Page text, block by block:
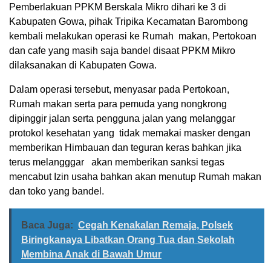
Pemberlakuan PPKM Berskala Mikro dihari ke 3 di
Kabupaten Gowa, pihak Tripika Kecamatan Barombong
kembali melakukan operasi ke Rumah makan, Pertokoan
dan cafe yang masih saja bandel disaat PPKM Mikro
dilaksanakan di Kabupaten Gowa.
Dalam operasi tersebut, menyasar pada Pertokoan,
Rumah makan serta para pemuda yang nongkrong
dipinggir jalan serta pengguna jalan yang melanggar
protokol kesehatan yang tidak memakai masker dengan
memberikan Himbauan dan teguran keras bahkan jika
terus melangggar akan memberikan sanksi tegas
mencabut Izin usaha bahkan akan menutup Rumah makan
dan toko yang bandel.
Baca Juga: Cegah Kenakalan Remaja, Polsek
Biringkanaya Libatkan Orang Tua dan Sekolah
Membina Anak di Bawah Umur